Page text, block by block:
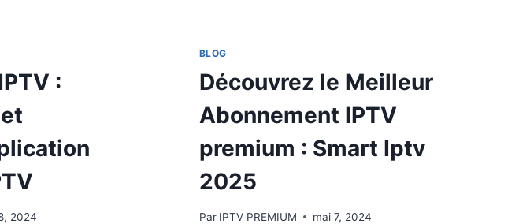
:
2024
BLOG
Découvrez le Meilleur
Abonnement IPTV
premium : Smart Iptv
2025
Par IPTV PREMIUM mai 7, 2024